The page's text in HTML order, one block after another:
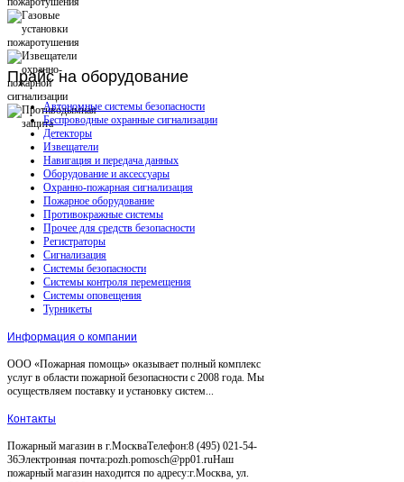
Прайсна оборудование
Автономные системы безопасности
Беспроводные охранные сигнализации
Детекторы
Извещатели
Навигация и передача данных
Оборудование и аксессуары
Охранно-пожарная сигнализация
Пожарное оборудование
Противокражные системы
Прочее для средств безопасности
Регистраторы
Сигнализация
Системы безопасности
Системы контроля перемещения
Системы оповещения
Турникеты
Информация о компании
ООО «Пожарная помощь» оказывает полный комплекс
услуг в области пожарной безопасности с 2008 года. Мы
осуществляем поставку и установку систем...
Контакты
Пожарный магазин в г.МоскваТелефон:8 (495) 021-54-
36Электронная почта:pozh.pomosch@pp01.ruНаш
пожарный магазин находится по адресу:г.Москва, ул.